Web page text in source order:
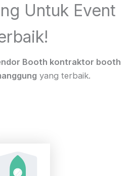
Untuk Event
Booth kontraktor booth
yang terbaik.